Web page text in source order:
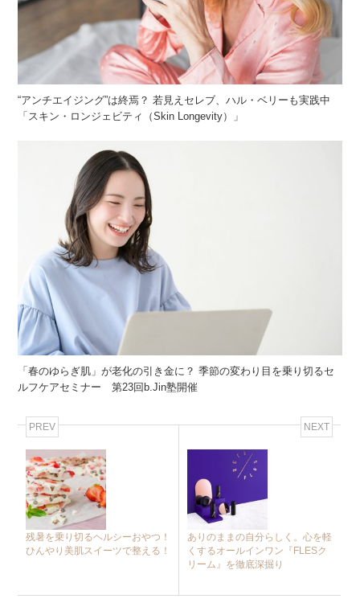
“アンチエイジング”は終焉？ 若見えセレブ、ハル・ベリーも実践中
「スキン・ロンジェビティ（Skin Longevity）」
「春のゆらぎ肌」が老化の引き金に？ 季節の変わり目を乗り切るセ
ルフケアセミナー 第23回b.Jin塾開催
PREV
残暑を乗り切るヘルシーおやつ！
ひんやり美肌スイーツで整える！
NEXT
ありのままの自分らしく。心を軽
くするオールインワン『FLESク
リーム』を徹底深掘り